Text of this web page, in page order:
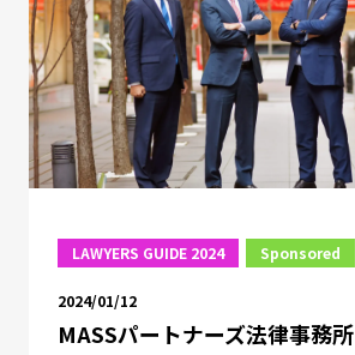
LAWYERS GUIDE 2024 Sponsored
2024/01/12
MASSパートナーズ法律事務所